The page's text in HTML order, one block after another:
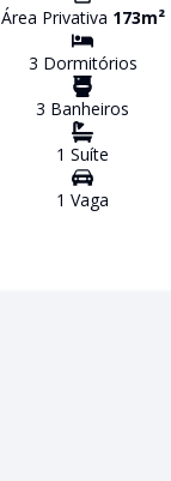
Área Privativa 173m²
3 Dormitórios
3 Banheiros
1 Suíte
1 Vaga